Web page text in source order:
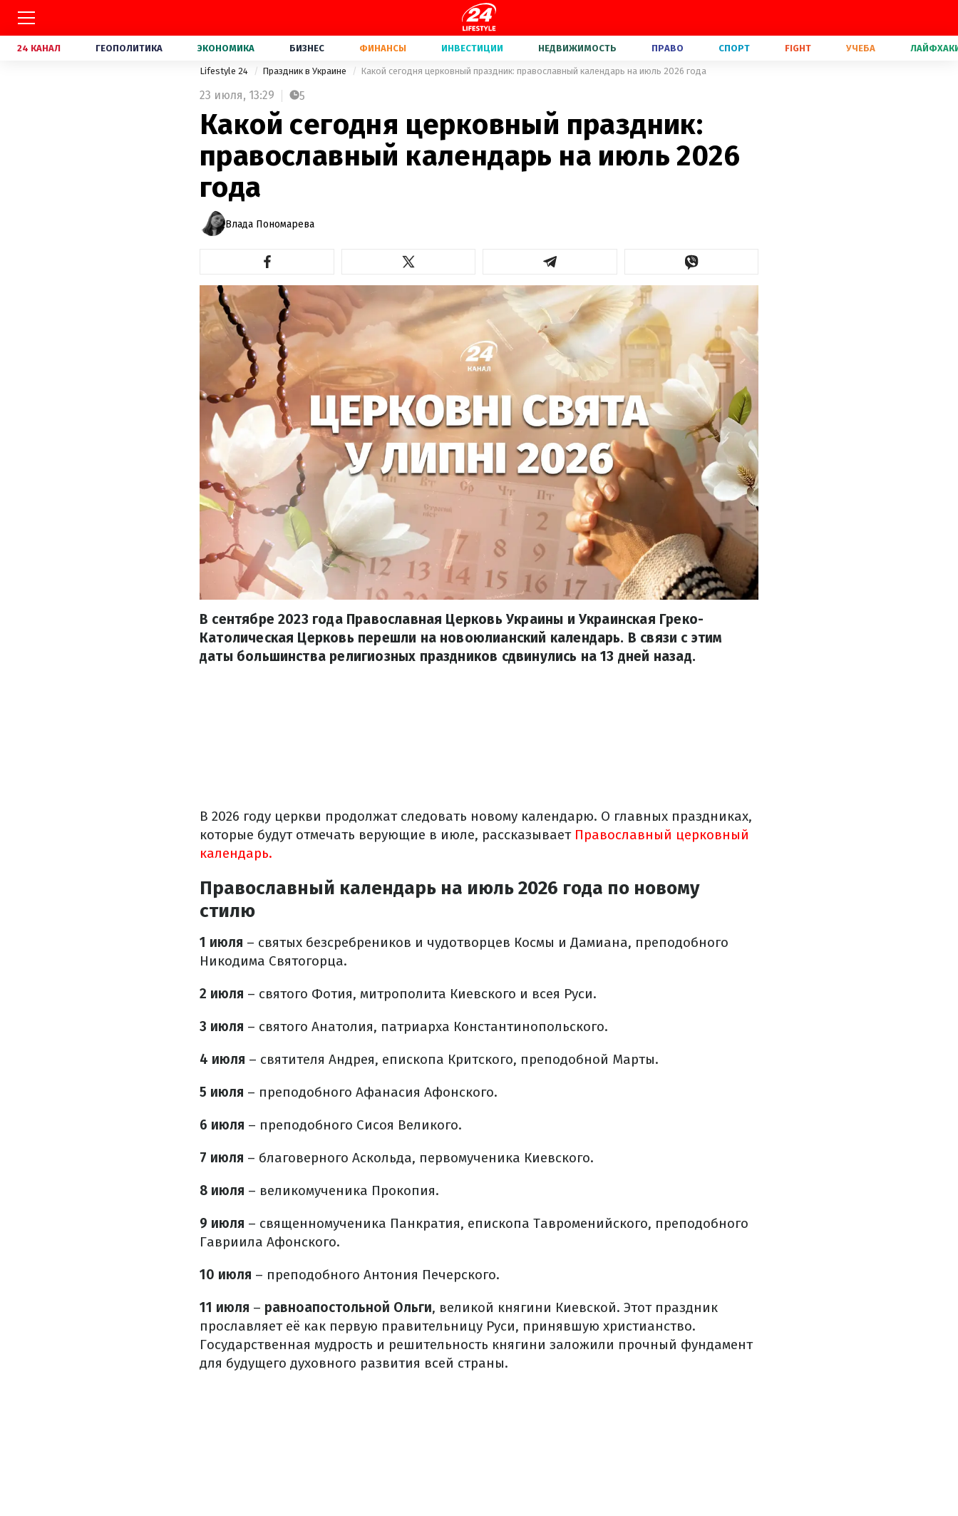
24 КАНАЛ ГЕОПОЛИТИКА ЭКОНОМИКА БИЗНЕС ФИНАНСЫ ИНВЕСТИЦИИ НЕДВИЖИМОСТЬ ПРАВО СПОРТ FIGHT УЧЕБА
Lifestyle 24 Праздник в Украине Какой сегодня церковный праздник: православный календарь на июль 2026 года
23 июля, 13:29 5
Какой сегодня церковный праздник:
православный календарь на июль 2026
года
Влада Пономарева
В сентябре 2023 года Православная Церковь Украины и Украинская Греко-
Католическая Церковь перешли на новоюлианский календарь. В связи с этим
даты большинства религиозных праздников сдвинулись на 13 дней назад.
В 2026 году церкви продолжат следовать новому календарю. О главных праздниках,
которые будут отмечать верующие в июле, рассказывает Православный церковный
календарь.
Православный календарь на июль 2026 года по новому
стилю
1 июля – святых безсребреников и чудотворцев Космы и Дамиана, преподобного
Никодима Святогорца.
2 июля – святого Фотия, митрополита Киевского и всея Руси.
3 июля – святого Анатолия, патриарха Константинопольского.
4 июля – святителя Андрея, епископа Критского, преподобной Марты.
5 июля – преподобного Афанасия Афонского.
6 июля – преподобного Сисоя Великого.
7 июля – благоверного Аскольда, первомученика Киевского.
8 июля – великомученика Прокопия.
9 июля – священномученика Панкратия, епископа Тавроменийского, преподобного
Гавриила Афонского.
10 июля – преподобного Антония Печерского.
11 июля – равноапостольной Ольги, великой княгини Киевской. Этот праздник
прославляет её как первую правительницу Руси, принявшую христианство.
Государственная мудрость и решительность княгини заложили прочный фундамент
для будущего духовного развития всей страны.